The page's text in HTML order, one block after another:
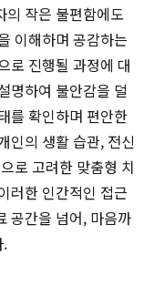
의 작은 불편함에도
이해하며 공감하는
로 진행될 과정에 대
명하여 불안감을 덜
를 확인하며 편안한
인의 생활 습관, 전신
로 고려한 맞춤형 치
러한 인간적인 접근
공간을 넘어, 마음까
.